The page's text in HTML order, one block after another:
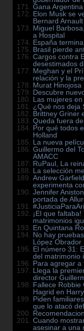
Gana
Elon Musk se
Bernard
Miguel
a Hospital
España
Brasil pierde
Cargos contra
desestimados
Meghan y el
relación y la
Murat
Descubre
Las mujeres
¿Qué nos deja
Brittney Griner
Queda fuera
Por qué todos
Holland
La nueva
Guillermo del
AMACC
RuPaul, La
La selección
Andrew
experimenta
Jennifer
portada de
¡El que
matrimonios
En Quintana
No hay
López Obrador
El número 31:
del matrimonio
Para agregar a
Llega la
director
Fallece Robbie
Hagrid en
Piden familiares
que lo atacó
Cuando
asesinar a una